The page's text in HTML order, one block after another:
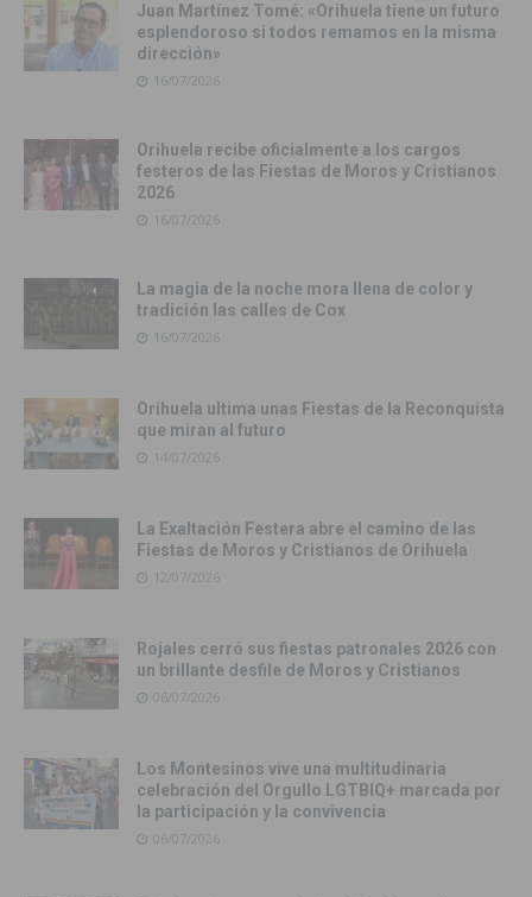
Juan Martínez Tomé: «Orihuela tiene un futuro
esplendoroso si todos remamos en la misma
dirección»
16/07/2026
Orihuela recibe oficialmente a los cargos
festeros de las Fiestas de Moros y Cristianos
2026
16/07/2026
La magia de la noche mora llena de color y
tradición las calles de Cox
16/07/2026
Orihuela ultima unas Fiestas de la Reconquista
que miran al futuro
14/07/2026
La Exaltación Festera abre el camino de las
Fiestas de Moros y Cristianos de Orihuela
12/07/2026
Rojales cerró sus fiestas patronales 2026 con
un brillante desfile de Moros y Cristianos
06/07/2026
Los Montesinos vive una multitudinaria
celebración del Orgullo LGTBIQ+ marcada por
la participación y la convivencia
06/07/2026